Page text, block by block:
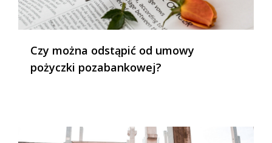
Czy można odstąpić od umowy
pożyczki pozabankowej?